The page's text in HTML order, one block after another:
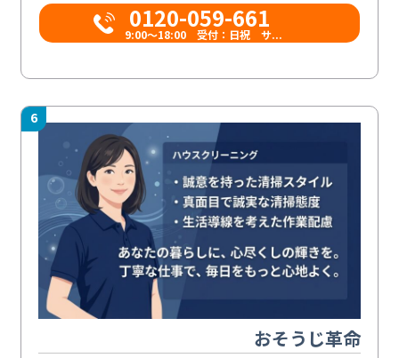
0120-059-661
9:00〜18:00 受付：日祝 サ...
6
おそうじ革命